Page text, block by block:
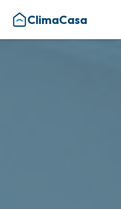
ClimaCasa